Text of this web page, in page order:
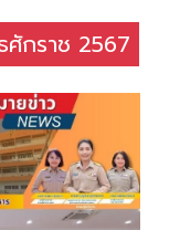
กราช 2567